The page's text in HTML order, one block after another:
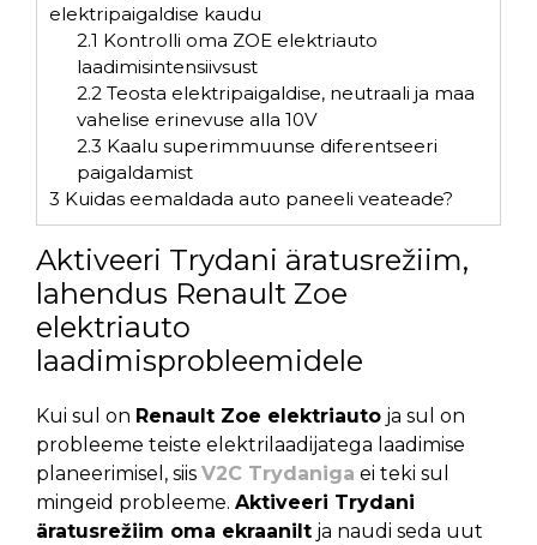
elektripaigaldise kaudu
2.1 Kontrolli oma ZOE elektriauto
laadimisintensiivsust
2.2Teosta elektripaigaldise, neutraali ja maa
vahelise erinevuse alla 10V
2.3 Kaalu superimmuunse diferentseeri
paigaldamist
3 Kuidas eemaldada auto paneeli veateade?
Aktiveeri Trydani äratusrežiim,
lahendus Renault Zoe
elektriauto
laadimisprobleemidele
Kui sul on Renault Zoe elektriauto ja sul on
probleeme teiste elektrilaadijatega laadimise
planeerimisel, siis V2C Trydaniga ei teki sul
mingeid probleeme. Aktiveeri Trydani
äratusrežiim oma ekraanilt ja naudi seda uut